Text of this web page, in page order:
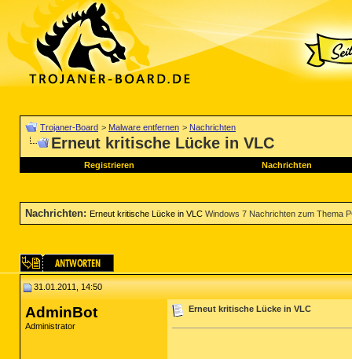
Trojaner-Board > Malware entfernen > Nachrichten
Erneut kritische Lücke in VLC
Registrieren Nachrichten
Nachrichten: Erneut kritische Lücke in VLC Windows 7 Nachrichten zum Thema
31.01.2011, 14:50
AdminBot
Administrator
Erneut kritische Lücke in VLC